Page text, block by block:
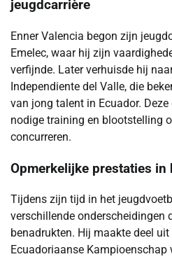
jeugdcarrière
Enner Valencia begon zijn
Emelec, waar hij zijn
verfijnde. Later verhuisde hij
Independiente del Valle, die
van jong talent in Ecuador.
nodige training en blootstelling
concurreren.
Opmerkelijke prestaties in
Tijdens zijn tijd in het
verschillende onderscheidingen
benadrukten. Hij maakte deel
Ecuadoriaanse Kampioenschap